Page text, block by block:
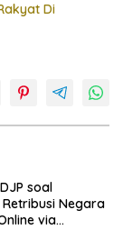
Di
soal
Negara
via